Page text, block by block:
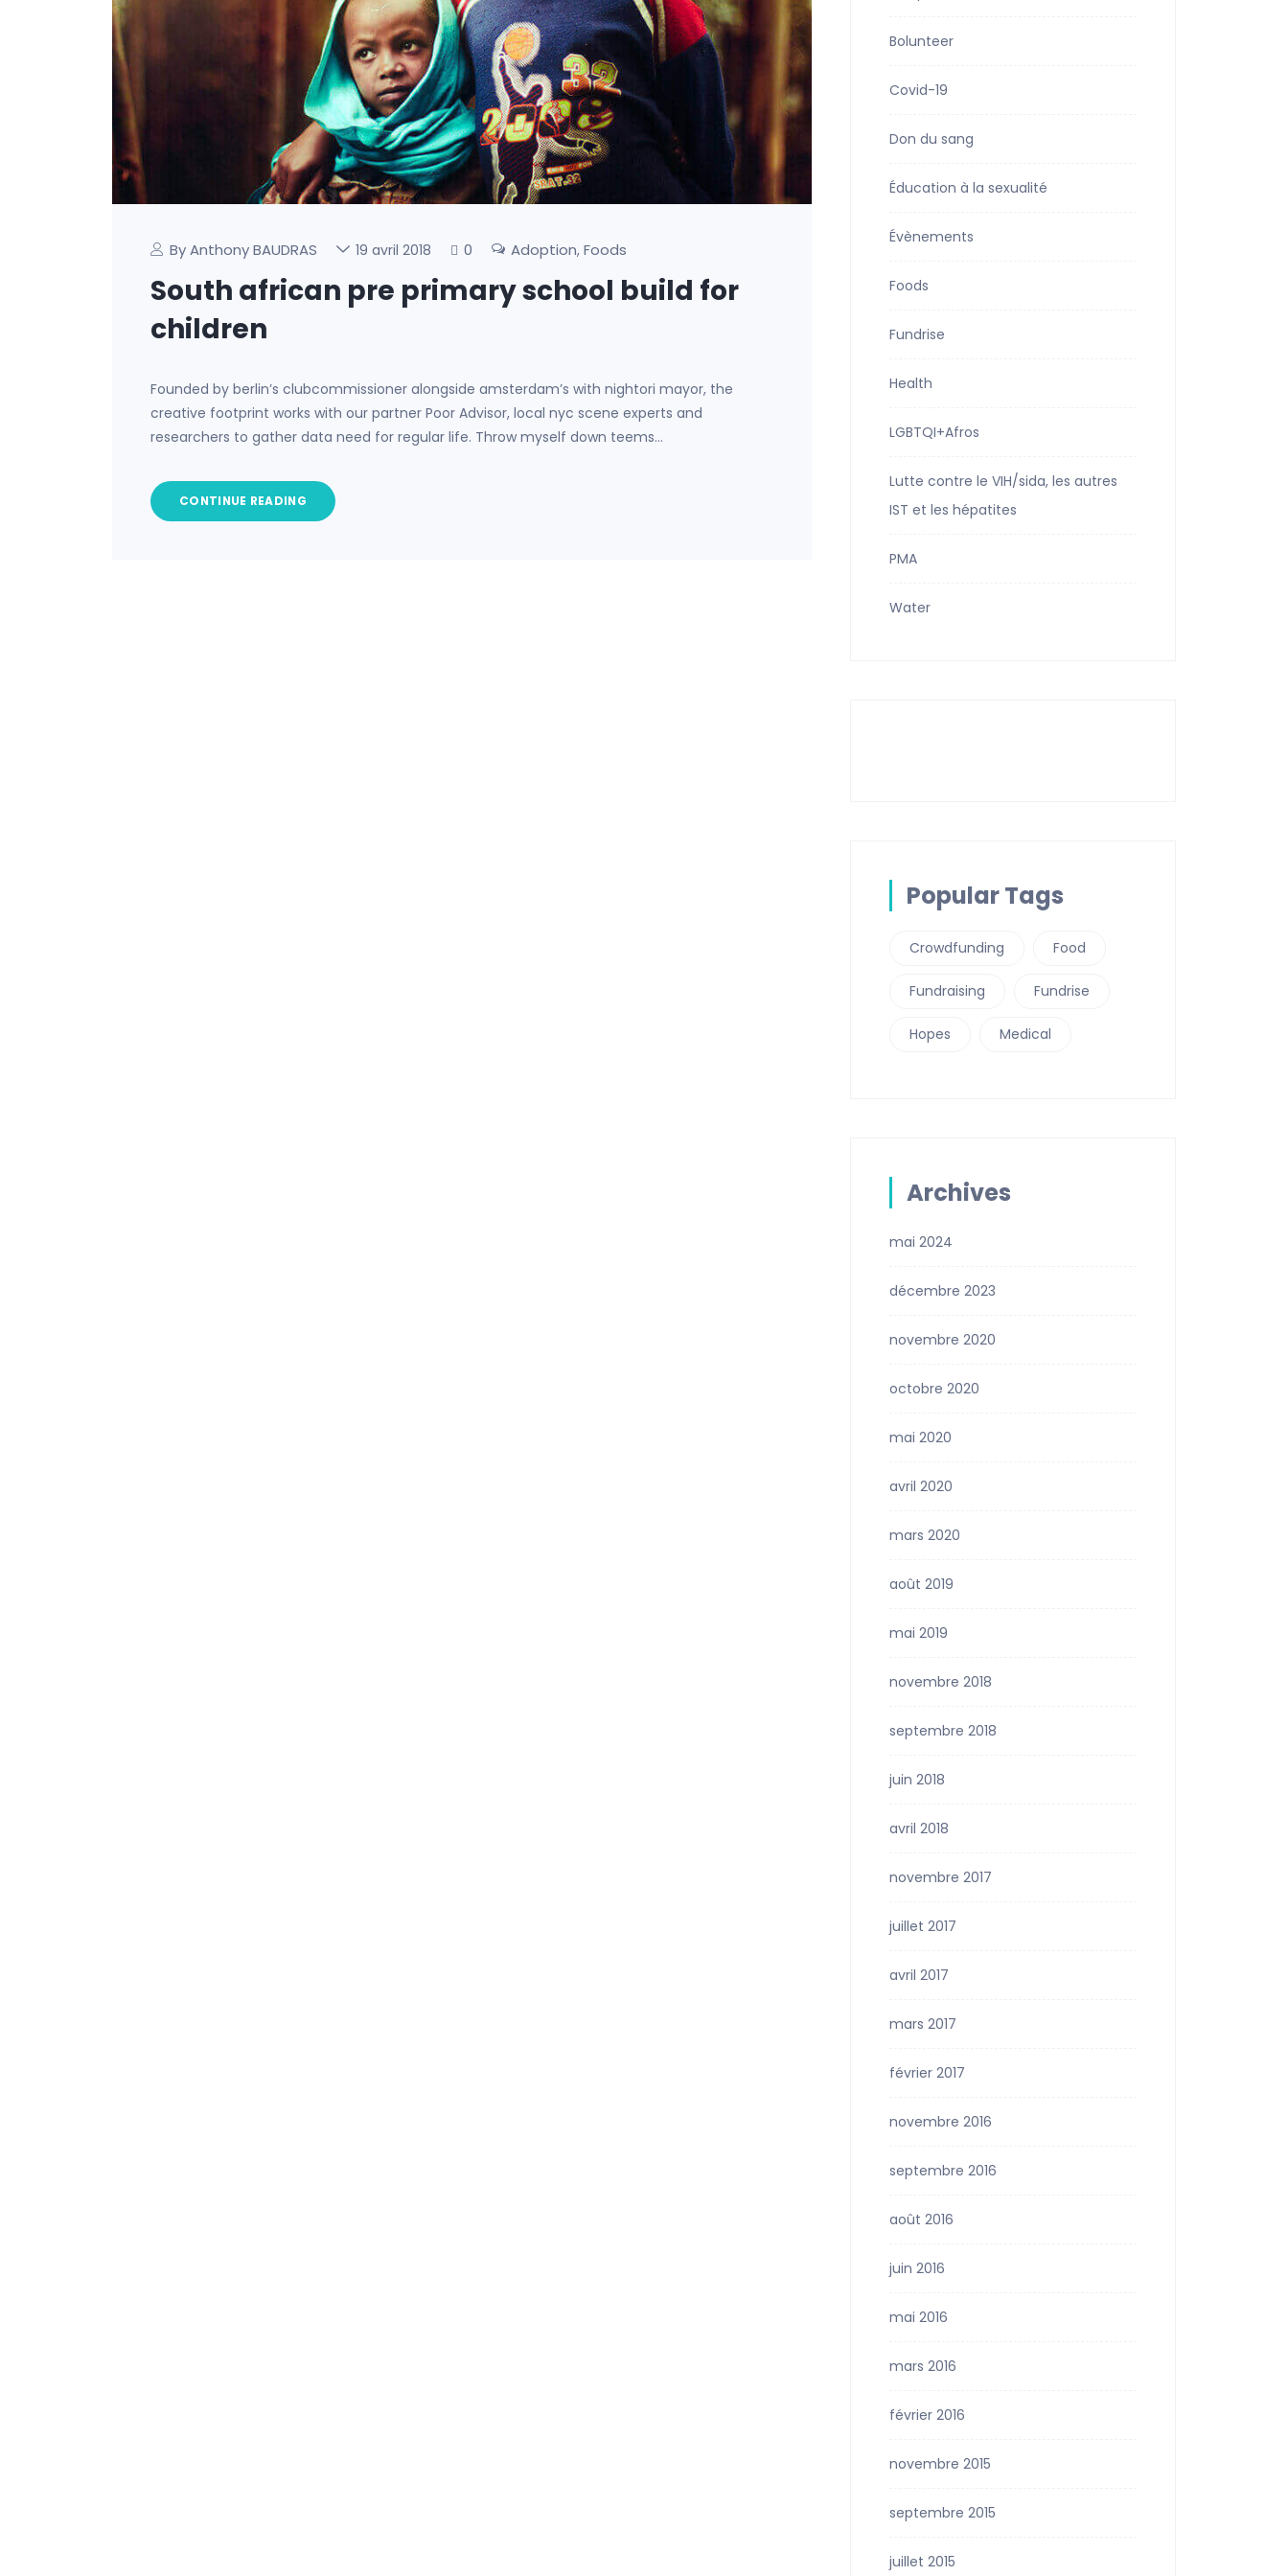
By Anthony BAUDRAS 19 avril 2018 0 Adoption, Foods
South african pre primary school build for
children
Founded by berlin’s clubcommissioner alongside amsterdam’s with nightori mayor, the
creative footprint works with our partner Poor Advisor, local nyc scene experts and
researchers to gather data need for regular life. Throw myself down teems…
CONTINUE READING
Bolunteer
Covid-19
Don du sang
Éducation à la sexualité
Évènements
Foods
Fundrise
Health
LGBTQI+Afros
Lutte contre le VIH/sida, les autres
IST et les hépatites
PMA
Water
Popular Tags
Crowdfunding Food
Fundraising Fundrise
Hopes Medical
Archives
mai 2024
décembre 2023
novembre 2020
octobre 2020
mai 2020
avril 2020
mars 2020
août 2019
mai 2019
novembre 2018
septembre 2018
juin 2018
avril 2018
novembre 2017
juillet 2017
avril 2017
mars 2017
février 2017
novembre 2016
septembre 2016
août 2016
juin 2016
mai 2016
mars 2016
février 2016
novembre 2015
septembre 2015
juillet 2015